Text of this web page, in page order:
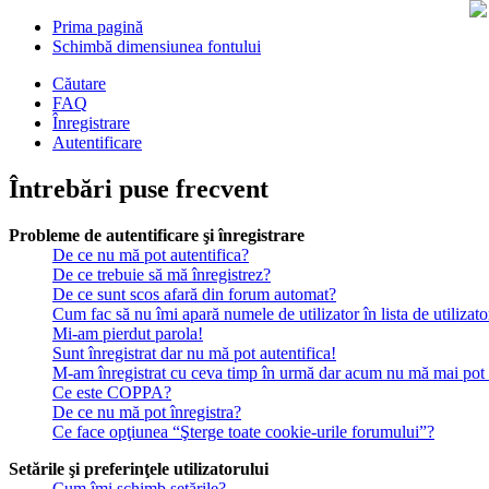
Prima pagină
Schimbă dimensiunea fontului
Căutare
FAQ
Înregistrare
Autentificare
Întrebări puse frecvent
Probleme de autentificare şi înregistrare
De ce nu mă pot autentifica?
De ce trebuie să mă înregistrez?
De ce sunt scos afară din forum automat?
Cum fac să nu îmi apară numele de utilizator în lista de
Mi-am pierdut parola!
Sunt înregistrat dar nu mă pot autentifica!
M-am înregistrat cu ceva timp în urmă dar acum nu mă mai pot
Ce este COPPA?
De ce nu mă pot înregistra?
Ce face opţiunea “Şterge toate cookie-urile forumului”?
Setările şi preferinţele utilizatorului